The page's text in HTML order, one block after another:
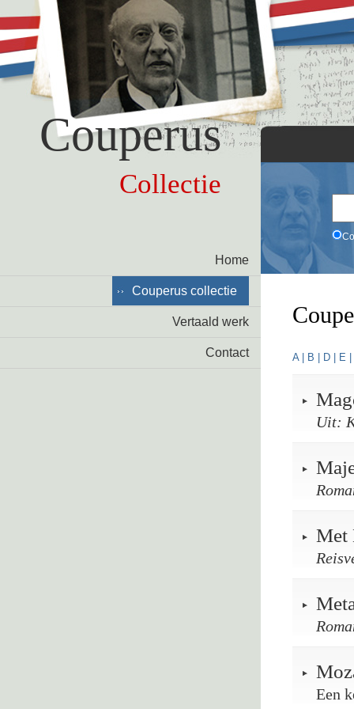
Couperus
Collectie
Home
Couperus collectie
Vertaald werk
Contact A| B D E
Uit:
Met
Een